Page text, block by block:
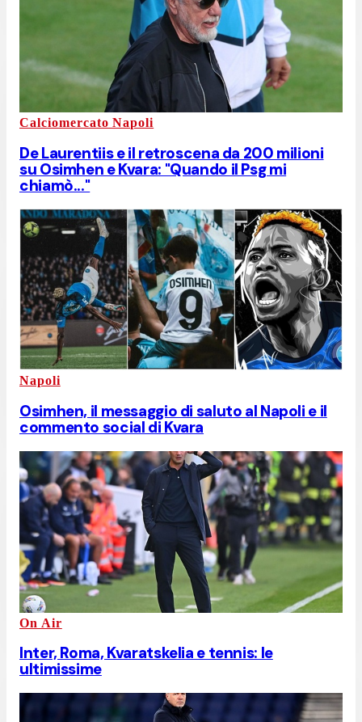
Calciomercato Napoli
De Laurentiis e il retroscena da 200 milioni
su Osimhen e Kvara: "Quando il Psg mi
chiamò..."
Napoli
Osimhen, il messaggio di saluto al Napoli e il
commento social di Kvara
On Air
Inter, Roma, Kvaratskelia e tennis: le
ultimissime